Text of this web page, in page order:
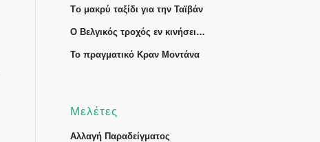
Tο μακρύ ταξίδι για την Ταϊβάν
Ο Βελγικός τροχός εν κινήσει…
Το πραγματικό Κραν Μοντάνα
Μελέτες
Αλλαγή Παραδείγματος